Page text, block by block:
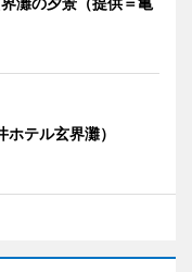
テル玄界灘）